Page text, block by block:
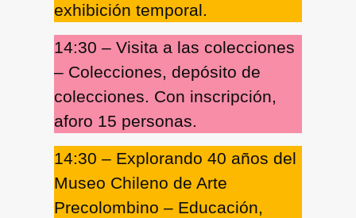
exhibición temporal.
14:30 – Visita a las colecciones
– Colecciones, depósito de
colecciones. Con inscripción,
aforo 15 personas.
14:30 – Explorando 40 años del
Museo Chileno de Arte
Precolombino – Educación,